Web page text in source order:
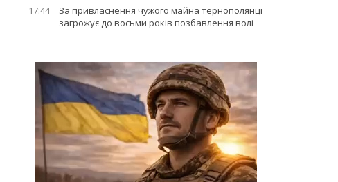
17:44
За привласнення чужого майна тернополянці
загрожує до восьми років позбавлення волі